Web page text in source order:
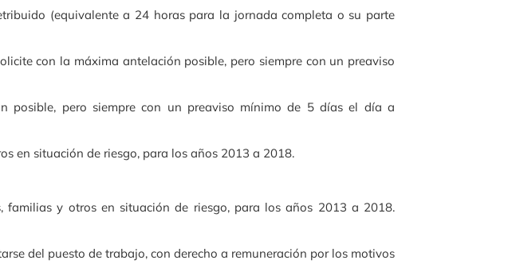
(equivalente a 24 horas para la jornada completa o su parte
con la máxima antelación posible, pero siempre con un preaviso
posible, pero siempre con un preaviso mínimo de 5 días el día a
en situación de riesgo, para los años 2013 a 2018.
y otros en situación de riesgo, para los años 2013 a 2018.
del puesto de trabajo, con derecho a remuneración por los motivos